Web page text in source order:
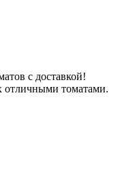
с доставкой!
отличными томатами.